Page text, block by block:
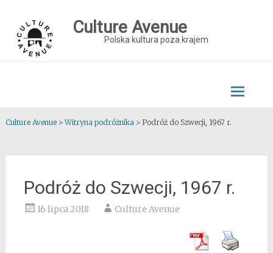
content
Culture Avenue
Polska kultura poza krajem
Culture Avenue>Witryna podróżnika> Podróż do Szwecji, 1967 r.
Podróż do Szwecji, 1967 r.
16 lipca 2018 Culture Avenue